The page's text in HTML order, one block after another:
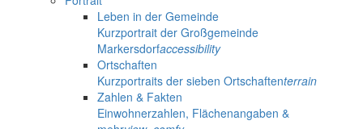
Leben in der Gemeinde
Kurzportrait der Großgemeinde
Markersdorfaccessibility
Ortschaften
Kurzportraits der sieben Ortschaftenterrain
Zahlen & Fakten
Einwohnerzahlen, Flächenangaben &